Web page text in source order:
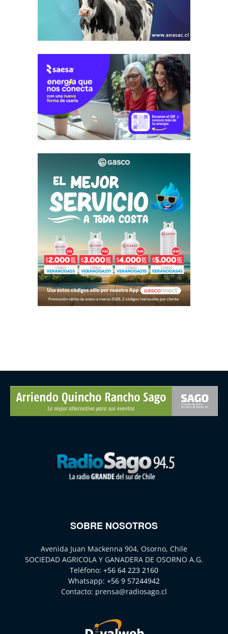
SOBRE NOSOTROS
Avenida Juan Mackenna 904, Osorno, Chile
SOCIEDAD AGRICOLA Y GANADERA DE OSORNO A.G.
Teléfono: +56 64 223 2160
Whatsapp: +56 9 57244942
Contacto: prensa@radiosago.cl